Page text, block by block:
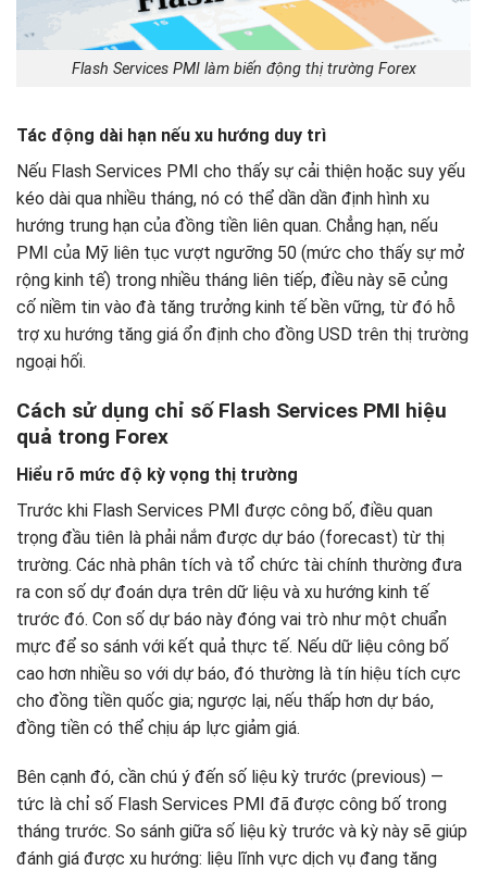
Flash Services PMI làm biến động thị trường Forex
Tác động dài hạn nếu xu hướng duy trì
Nếu Flash Services PMI cho thấy sự cải thiện hoặc suy yếu
kéo dài qua nhiều tháng, nó có thể dần dần định hình xu
hướng trung hạn của đồng tiền liên quan. Chẳng hạn, nếu
PMI của Mỹ liên tục vượt ngưỡng 50 (mức cho thấy sự mở
rộng kinh tế) trong nhiều tháng liên tiếp, điều này sẽ củng
cố niềm tin vào đà tăng trưởng kinh tế bền vững, từ đó hỗ
trợ xu hướng tăng giá ổn định cho đồng USD trên thị trường
ngoại hối.
Cách sử dụng chỉ số Flash Services PMI hiệu
quả trong Forex
Hiểu rõ mức độ kỳ vọng thị trường
Trước khi Flash Services PMI được công bố, điều quan
trọng đầu tiên là phải nắm được dự báo (forecast) từ thị
trường. Các nhà phân tích và tổ chức tài chính thường đưa
ra con số dự đoán dựa trên dữ liệu và xu hướng kinh tế
trước đó. Con số dự báo này đóng vai trò như một chuẩn
mực để so sánh với kết quả thực tế. Nếu dữ liệu công bố
cao hơn nhiều so với dự báo, đó thường là tín hiệu tích cực
cho đồng tiền quốc gia; ngược lại, nếu thấp hơn dự báo,
đồng tiền có thể chịu áp lực giảm giá.
Bên cạnh đó, cần chú ý đến số liệu kỳ trước (previous) —
tức là chỉ số Flash Services PMI đã được công bố trong
tháng trước. So sánh giữa số liệu kỳ trước và kỳ này sẽ giúp
đánh giá được xu hướng: liệu lĩnh vực dịch vụ đang tăng